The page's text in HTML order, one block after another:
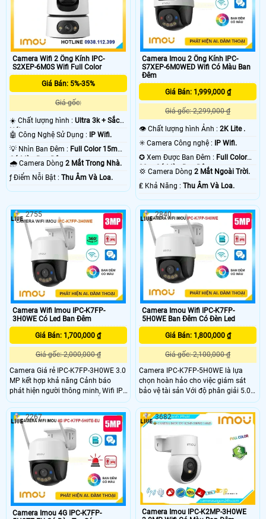
Camera Wifi 2 Ống Kính IPC-
S2XEP-6M0S Wifi Full Color
Giá Bán: 5%-35%
Giá gốc:
☀️ Chất lượng hình : Ultra 3k + Sắc
Nét .
🤖️ Công Nghệ Sử Dụng : IP Wifi.
💡 Nhìn Ban Đêm : Full Color 15m
Có Màu Ban Ðêm.
🌧️ Camera Dòng 2 Mắt Trong Nhà.
️ƒ Điểm Nỗi Bật : Thu Âm Và Loa.
Camera Imou 2 Ống Kính IPC-
S7XEP-6M0WED Wifi Có Màu Ban
Đêm
Giá Bán: 1,999,000 ₫
Giá gốc: 2,299,000 ₫
👁 Chất lượng hình Ảnh :2K Lite .
✳️ Camera Công nghệ : IP Wifi.
✪ Xem Được Ban Đêm : Full Color
30m Có Màu Ban Ðêm.
💢 Camera Dòng2 Mắt Ngoài Trời.
️₤ Khả Năng :Thu Âm Và Loa.
Camera Wifi Imou IPC-K7FP-
3H0WE Có Led Ban Đêm
Giá Bán: 1,700,000 ₫
Giá gốc: 2,000,000 ₫
Camera Giá rẻ IPC-K7FP-3H0WE 3.0
MP kết hợp khả năng Cảnh báo
phát hiện người thông minh, Wifi IP,
Còi & nháy đèn khi có chuyển động,
xem màu sắc Full Color 30m vào
ban đêm, trang bị đèn trợ sáng kép,
loa đàm thoại tích hợp, Chống
Ngược Sáng HDR. Camera nhỏ gọn,
xoay 360 độ, thiết kế cao cấp.
2755
Camera Imou Wifi IPC-K7FP-
5H0WE Ban Đêm Có Đèn Led
Giá Bán: 1,800,000 ₫
Giá gốc: 2,100,000 ₫
Camera IPC-K7FP-5H0WE là lựa
chọn hoàn hảo cho việc giám sát
bảo vệ tài sản Với độ phân giải 5.0
megapixel camera không dây này
kết hợp khả năng phát hiện chuyển
động thông minh và phát hiện hình
trang bị đèn cảnh báo xâm nhập và
còi hú tại chỗ, giúp người dùng dễ
dàng nhận biết sự xâm nhập
2840
Camera Imou 4G IPC-K7FP-
2267
Camera Imou IPC-K2MP-3H0WE
3682